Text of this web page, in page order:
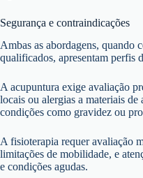
Segurança e contraindicações
Ambas as abordagens, quando
qualificados, apresentam perfis
A acupuntura exige avaliação
locais ou alergias a materiais
condições como gravidez ou
A fisioterapia requer avaliação
limitações de mobilidade, e
e condições agudas.